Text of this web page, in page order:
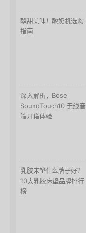
酸甜美味！酸奶机选购
指南
深入解析，Bose
SoundTouch10 无线音
箱开箱体验
乳胶床垫什么牌子好？
10大乳胶床垫品牌排行
榜